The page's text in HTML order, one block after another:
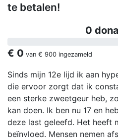
te betalen!
0
€ 0 van € 900 ingezameld
Sinds mijn 12e lijd ik aan
die ervoor zorgt dat ik
een sterke zweetgeur heb,
kan doen. Ik ben nu 17 en
deze last geleefd. Het heeft
beïnvloed. Mensen nemen